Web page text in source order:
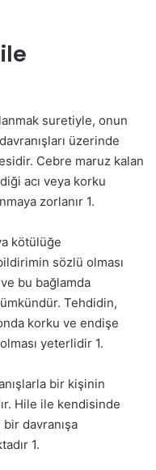
suretiyle, onun
üzerinde
Cebre maruz kalan
acı veya korku
zorlanır 1.
kötülüğe
sözlü olması
bu bağlamda
Tehdidin,
korku ve endişe
yeterlidir 1.
bir kişinin
Hile ile kendisinde
bir davranışa
1.